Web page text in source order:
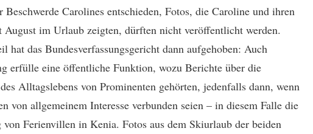
Beschwerde Carolines entschieden, Fotos, die Caroline und ihren
August im Urlaub zeigten, dürften nicht veröffentlicht werden.
hat das Bundesverfassungsgericht dann aufgehoben: Auch
erfülle eine öffentliche Funktion, wozu Berichte über die
Alltagslebens von Prominenten gehörten, jedenfalls dann, wenn
von allgemeinem Interesse verbunden seien – in diesem Falle die
von Ferienvillen in Kenia. Fotos aus dem Skiurlaub der beiden